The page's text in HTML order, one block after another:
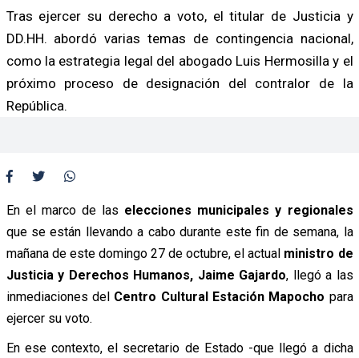
Tras ejercer su derecho a voto, el titular de Justicia y
DD.HH. abordó varias temas de contingencia nacional,
como la estrategia legal del abogado Luis Hermosilla y el
próximo proceso de designación del contralor de la
República.
En el marco de las elecciones municipales y regionales
que se están llevando a cabo durante este fin de semana, la
mañana de este domingo 27 de octubre, el actual ministro de
Justicia y Derechos Humanos, Jaime Gajardo, llegó a las
inmediaciones del Centro Cultural Estación Mapocho para
ejercer su voto.
En ese contexto, el secretario de Estado -que llegó a dicha